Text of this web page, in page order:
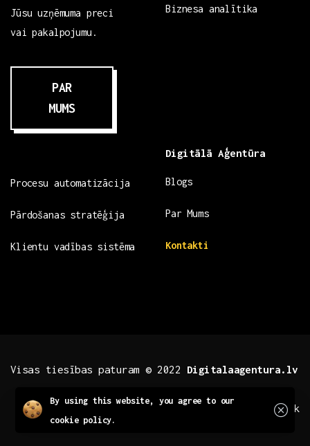
Jūsu uzņēmuma preci
vai pakalpojumu.
PAR
MUMS
Biznesa analītika
Procesu automatizācija
Pārdošanas stratēģija
Klientu vadības sistēma
Digitālā Aģentūra
Blogs
Par Mums
Kontakti
Visas tiesības paturam © 2022 Digitalaagentura.lv
.fb .insta .tiktok
By using this website, you agree to our
cookie policy.
Close